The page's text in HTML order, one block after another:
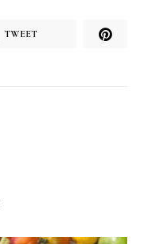
TWEET